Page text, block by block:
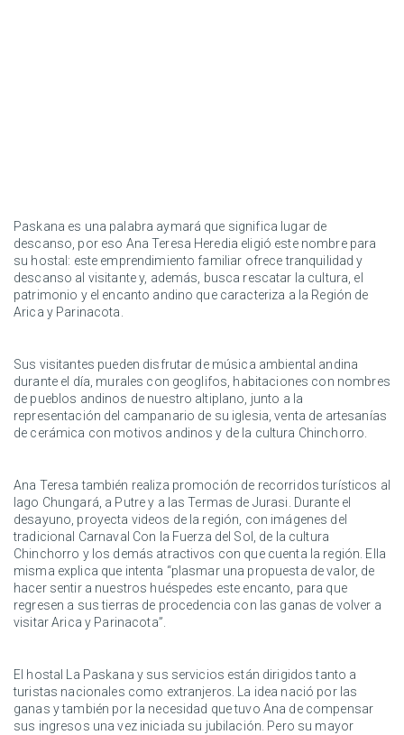
Paskana es una palabra aymará que significa lugar de
descanso, por eso Ana Teresa Heredia eligió este nombre para
su hostal: este emprendimiento familiar ofrece tranquilidad y
descanso al visitante y, además, busca rescatar la cultura, el
patrimonio y el encanto andino que caracteriza a la Región de
Arica y Parinacota.
Sus visitantes pueden disfrutar de música ambiental andina
durante el día, murales con geoglifos, habitaciones con nombres
de pueblos andinos de nuestro altiplano, junto a la
representación del campanario de su iglesia, venta de artesanías
de cerámica con motivos andinos y de la cultura Chinchorro.
Ana Teresa también realiza promoción de recorridos turísticos al
lago Chungará, a Putre y a las Termas de Jurasi. Durante el
desayuno, proyecta videos de la región, con imágenes del
tradicional Carnaval Con la Fuerza del Sol, de la cultura
Chinchorro y los demás atractivos con que cuenta la región. Ella
misma explica que intenta “plasmar una propuesta de valor, de
hacer sentir a nuestros huéspedes este encanto, para que
regresen a sus tierras de procedencia con las ganas de volver a
visitar Arica y Parinacota”.
El hostal La Paskana y sus servicios están dirigidos tanto a
turistas nacionales como extranjeros. La idea nació por las
ganas y también por la necesidad que tuvo Ana de compensar
sus ingresos una vez iniciada su jubilación. Pero su mayor